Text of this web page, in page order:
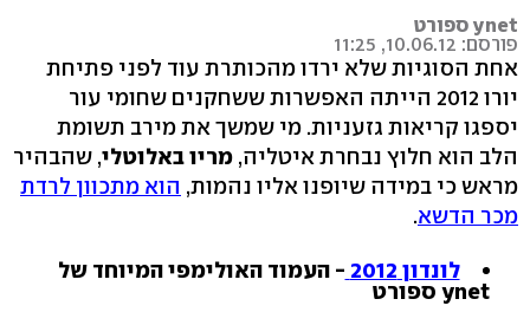
ynet ספורט
פורסם: 10.06.12, 11:25
אחת הסוגיות שלא ירדו מהכותרת עוד לפני פתיחת
יורו 2012 הייתה האפשרות ששחקנים שחומי עור
יספגו קריאות גזעניות. מי שמשך את מירב תשומת
הלב הוא חלוץ נבחרת איטליה, מריו באלוטלי, שהבהיר
מראש כי במידה שיופנו אליו נהמות, הוא מתכוון לרדת
מכר הדשא.
לונדון 2012
- העמוד האולימפי המיוחד של
ynet ספורט